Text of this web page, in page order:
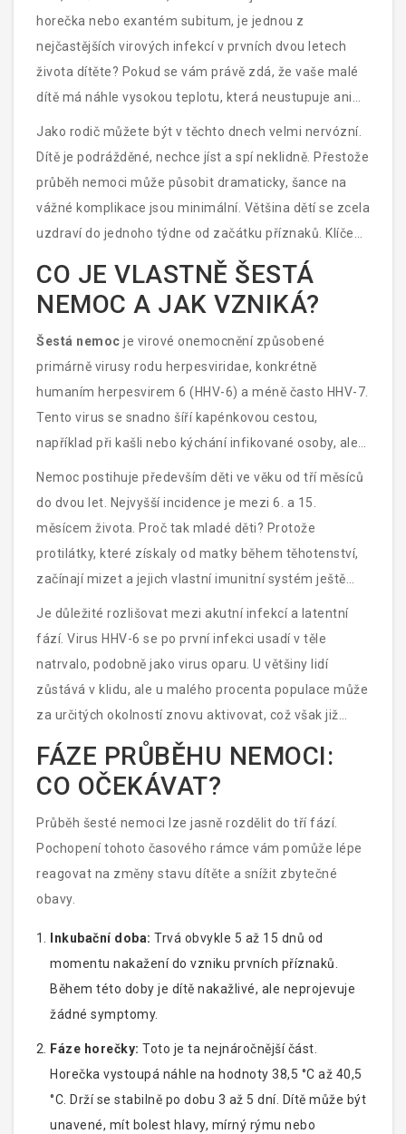
horečka nebo exantém subitum, je jednou z
nejčastějších virových infekcí v prvních dvou letech
života dítěte? Pokud se vám právě zdá, že vaše malé
dítě má náhle vysokou teplotu, která neustupuje ani
po podání léků, pravděpodobně čelíte právě této
situaci. Nejdůležitější věc, kterou si musíte pamatovat:
ta vysoce horečka obvykle přetrvává přesně tři dny -
proto ten název „třídenní“. Po jejím ústupu následuje
charakteristická vyrážka, která signalizuje konec
Jako rodič můžete být v těchto dnech velmi nervózní.
Dítě je podrážděné, nechce jíst a spí neklidně. Přestože
průběh nemoci může působit dramaticky, šance na
vážné komplikace jsou minimální. Většina dětí se zcela
uzdraví do jednoho týdne od začátku příznaků. Klíčem
k úspěšnému překonání nemoci je správná domácí
péče, dostatek tekutin a hlavně trpělivost.
CO JE VLASTNĚ ŠESTÁ
NEMOC A JAK VZNIKÁ?
Šestá nemoc je virové onemocnění způsobené
primárně virusy rodu herpesviridae, konkrétně
humaním herpesvirem 6 (HHV-6) a méně často HHV-7.
Tento virus se snadno šíří kapénkovou cestou,
například při kašli nebo kýchání infikované osoby, ale
také prostřednictvím slin, jako je sdílení lžiček nebo
hrnků.
Nemoc postihuje především děti ve věku od tří měsíců
do dvou let. Nejvyšší incidence je mezi 6. a 15.
měsícem života. Proč tak mladé děti? Protože
protilátky, které získaly od matky během těhotenství,
začínají mizet a jejich vlastní imunitní systém ještě
není plně vyvinutý. Až 90 % dětí prodělá tuto nemoc do
svých dvou let, přičemž mnozí ji nepoznáni, protože
průběh může být mírný.
Je důležité rozlišovat mezi akutní infekcí a latentní
fází. Virus HHV-6 se po první infekci usadí v těle
natrvalo, podobně jako virus oparu. U většiny lidí
zůstává v klidu, ale u malého procenta populace může
za určitých okolností znovu aktivovat, což však již
nezpůsobuje typickou šestou nemoc s vyrážkou.
FÁZE PRŮBĚHU NEMOCI:
CO OČEKÁVAT?
Průběh šesté nemoci lze jasně rozdělit do tří fází.
Pochopení tohoto časového rámce vám pomůže lépe
reagovat na změny stavu dítěte a snížit zbytečné
obavy.
Inkubační doba: Trvá obvykle 5 až 15 dnů od
momentu nakažení do vzniku prvních příznaků.
Během této doby je dítě nakažlivé, ale neprojevuje
žádné symptomy.
Fáze horečky: Toto je ta nejnáročnější část.
Horečka vystoupá náhle na hodnoty 38,5 °C až 40,5
°C. Drží se stabilně po dobu 3 až 5 dní. Dítě může být
unavené, mít bolest hlavy, mírný rýmu nebo